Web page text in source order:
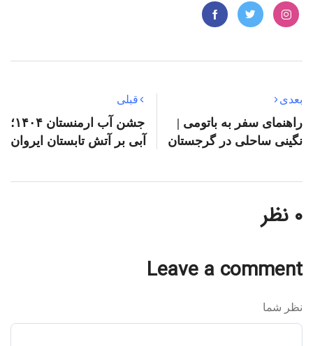
قبلی
جشن آب ارمنستان ۱۴۰۴؛
آبی بر آتش تابستان ایروان
بعدی
راهنمای سفر به باتومی |
نگینی ساحلی در گرجستان
۰ نظر
Leave a comment
نظر شما